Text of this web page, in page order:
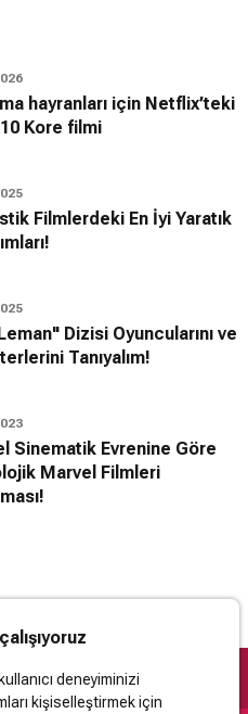
hayranları için Netflix’teki
Kore filmi
Filmlerdeki En İyi Yaratık
Dizisi Oyuncularını ve
Tanıyalım!
Sinematik Evrenine Göre
Marvel Filmleri
deneyiminizi
kişiselleştirmek için